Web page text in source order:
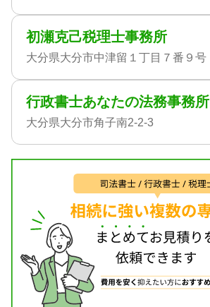
初瀬克己税理士事務所
大分県大分市中津留１丁目７番９号
行政書士あなたの法務事務所
大分県大分市角子南2-2-3